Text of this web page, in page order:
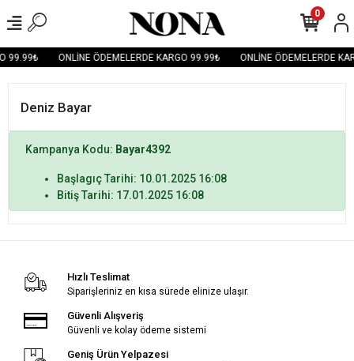
99.99₺ ONLİNE ÖDEMELERDE KARGO 99.99₺ ONLİNE ÖDEMELERDE
0
Deniz Bayar
Kampanya Kodu: Bayar4392
Başlagıç Tarihi: 10.01.2025 16:08
Bitiş Tarihi: 17.01.2025 16:08
Hızlı Teslimat
Siparişleriniz en kısa sürede elinize ulaşır.
Güvenli Alışveriş
Güvenli ve kolay ödeme sistemi
Geniş Ürün Yelpazesi